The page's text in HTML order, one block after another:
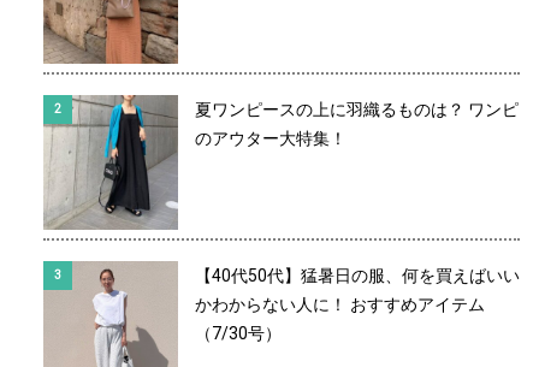
夏ワンピースの上に羽織るものは？ ワンピ
のアウター大特集！
【40代50代】猛暑日の服、何を買えばいい
かわからない人に！ おすすめアイテム
（7/30号）